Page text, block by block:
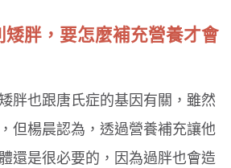
矮胖，要怎麼補充營養才會
胖也跟唐氏症的基因有關，雖然
但楊晨認為，透過營養補充讓他
還是很必要的，因為過胖也會造